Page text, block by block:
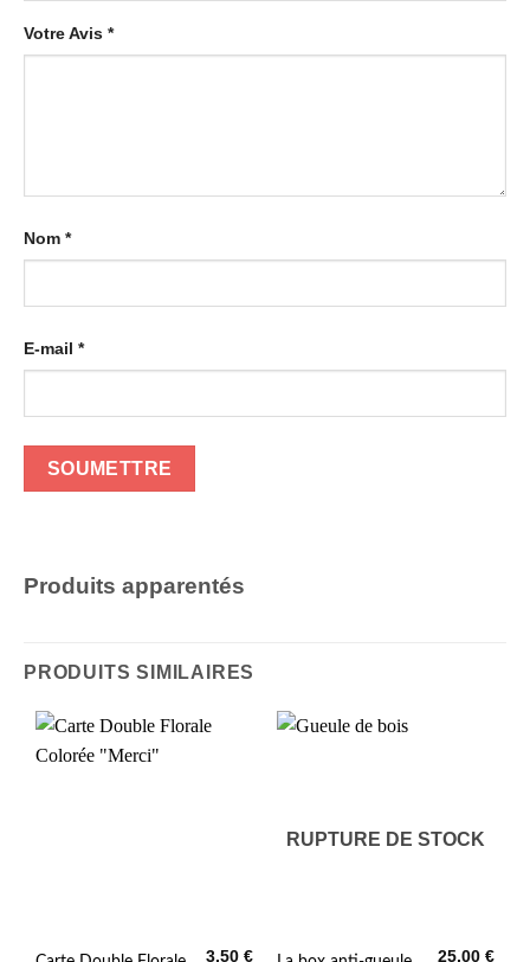
Votre Avis *
Nom *
E-mail *
Produits apparentés
PRODUITS SIMILAIRES
3,50€
RUPTURE DE STOCK
25,00€